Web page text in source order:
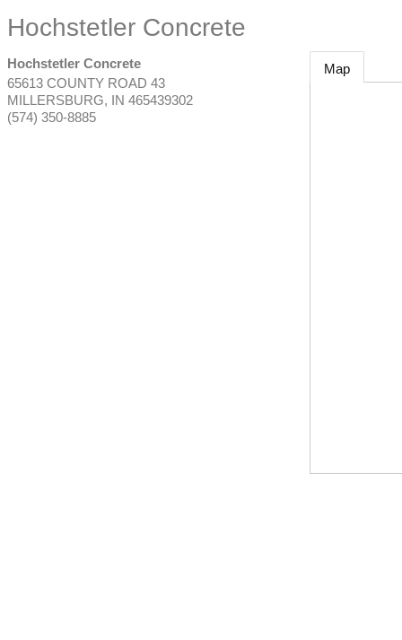
Hochstetler Concrete
Hochstetler Concrete
65613 COUNTY ROAD 43
MILLERSBURG, IN 465439302
(574) 350-8885
Map